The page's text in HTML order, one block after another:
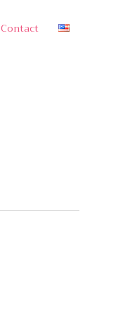
Contact